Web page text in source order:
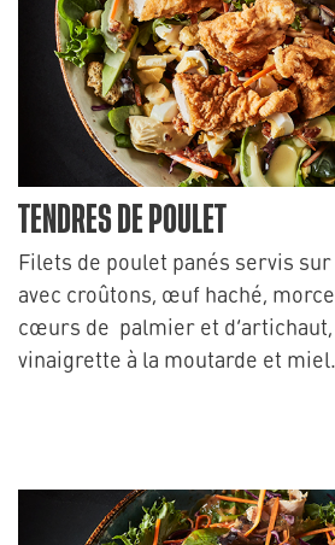
TENDRES DE POULET
Filets de poulet panés servis
avec croûtons, œuf haché,
cœurs de palmier et d’artichaut,
vinaigrette à la moutarde et miel.